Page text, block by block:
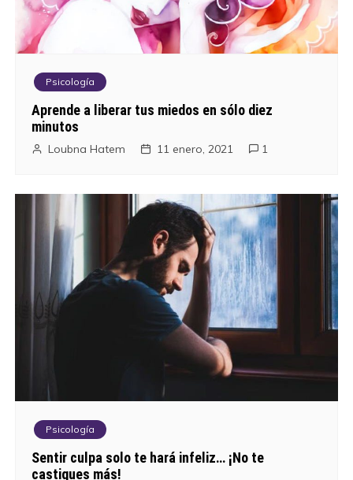
Psicología
Aprende a liberar tus miedos en sólo diez
minutos
Loubna Hatem 11 enero, 2021 1
Psicología
Sentir culpa solo te hará infeliz… ¡No te
castigues más!